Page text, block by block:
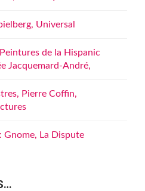
Universal
de la Hispanic
Jacquemard-André,
Pierre Coffin,
Gnome, La Dispute